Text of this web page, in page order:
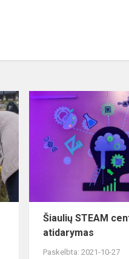
Šiaulių STEAM
atidarymas
Paskelbta: 2021-10-27